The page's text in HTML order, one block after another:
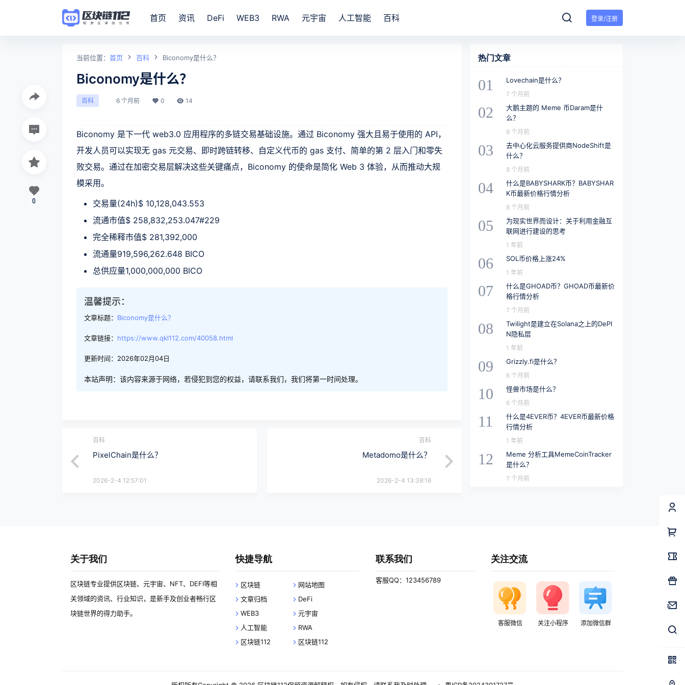
登录/注册
首页 资讯 DeFi WEB3 RWA 元宇宙 人工智能 百科
当前位置： 首页 百科 Biconomy是什么？
Biconomy是什么？
百科 6 个月前 0 14
Biconomy 是下一代 web3.0 应用程序的多链交易基础设施。通过 Biconomy 强大且易于使用的 API，
开发人员可以实现无 gas 元交易、即时跨链转移、自定义代币的 gas 支付、简单的第 2 层入门和零失
败交易。通过在加密交易层解决这些关键痛点，Biconomy 的使命是简化 Web 3 体验，从而推动大规
模采用。
交易量(24h)$ 10,128,043.553
流通市值$ 258,832,253.047#229
完全稀释市值$ 281,392,000
流通量919,596,262.648 BICO
总供应量1,000,000,000 BICO
温馨提示：
文章标题： Biconomy是什么？
文章链接： https://www.qkl112.com/40058.html
更新时间：2026年02月04日
本站声明：该内容来源于网络，若侵犯到您的权益，请联系我们，我们将第一时间处理。
0
百科
PixelChain是什么？
2026-2-4 12:57:01
百科
Metadomo是什么？
2026-2-4 13:38:16
热门文章
01 Lovechain是什么？
7 个月前
02
大鹅主题的 Meme 币Daram是什
么？
8 个月前
03
去中心化云服务提供商NodeShift是
什么？
8 个月前
04
什么是BABYSHARK币？BABYSHAR
K币最新价格行情分析
8 个月前
05
为现实世界而设计：关于利用金融互
联网进行建设的思考
1 年前
06 SOL币价格上涨24%
1 年前
07
什么是GHOAD币？GHOAD币最新价
格行情分析
7 个月前
08
Twilight是建立在Solana之上的DePI
N隐私层
1 年前
09 Grizzly.fi是什么？
6 个月前
10 怪兽市场是什么？
6 个月前
11
什么是4EVER币？4EVER币最新价格
行情分析
1 年前
12
Meme 分析工具MemeCoinTracker
是什么？
7 个月前
关于我们
区块链专业提供区块链、元宇宙、NFT、DEFI等相
关领域的资讯、行业知识，是新手及创业者畅行区
块链世界的得力助手。
快捷导航
区块链
网站地图
文章归档
DeFi
WEB3
元宇宙
人工智能
RWA
区块链112
区块链112
联系我们
客服QQ：123456789
关注交流
客服微信 关注小程序 添加微信群